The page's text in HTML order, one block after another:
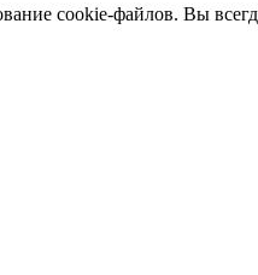
cookie-файлов. Вы